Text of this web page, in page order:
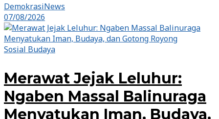
DemokrasiNews
07/08/2026
Sosial Budaya
Merawat Jejak Leluhur:
Ngaben Massal Balinuraga
Menyatukan Iman, Budaya,